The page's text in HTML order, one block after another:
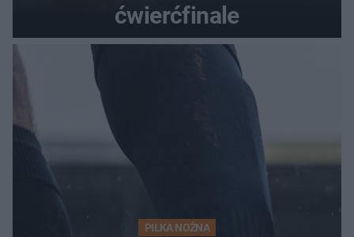
ćwierćfinale
PIŁKA NOŻNA